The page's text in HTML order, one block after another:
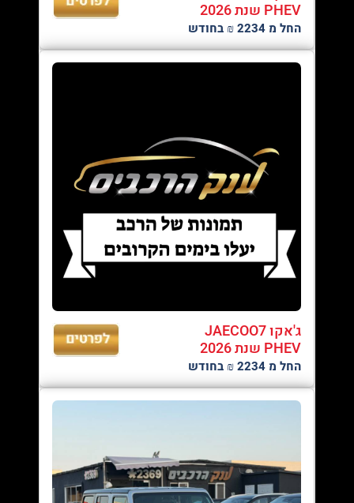
PHEV שנת 2026
החל מ 2234 ₪ בחודש
ג'אקו JAECOO7
PHEV שנת 2026
החל מ 2234 ₪ בחודש